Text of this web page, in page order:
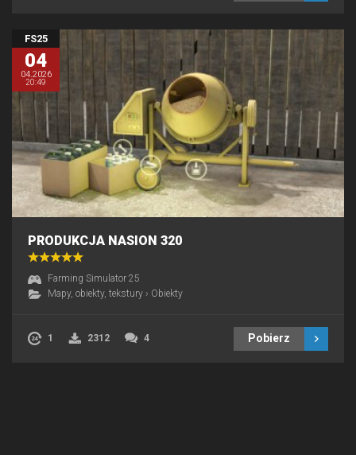
FS25
04
04.2026
20:49
PRODUKCJA NASION 320
Farming Simulator 25
Mapy, obiekty, tekstury › Obiekty
1 2312 4 Pobierz